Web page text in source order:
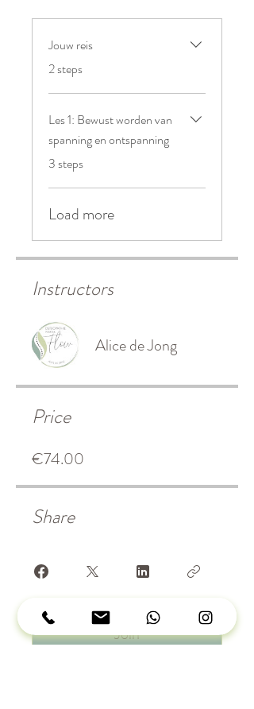
Jouw reis
.2 steps
Les 1: Bewust worden van
spanning en ontspanning
.3 steps
Load more
Instructors
Alice de Jong
Price
€74.00
Share
Join